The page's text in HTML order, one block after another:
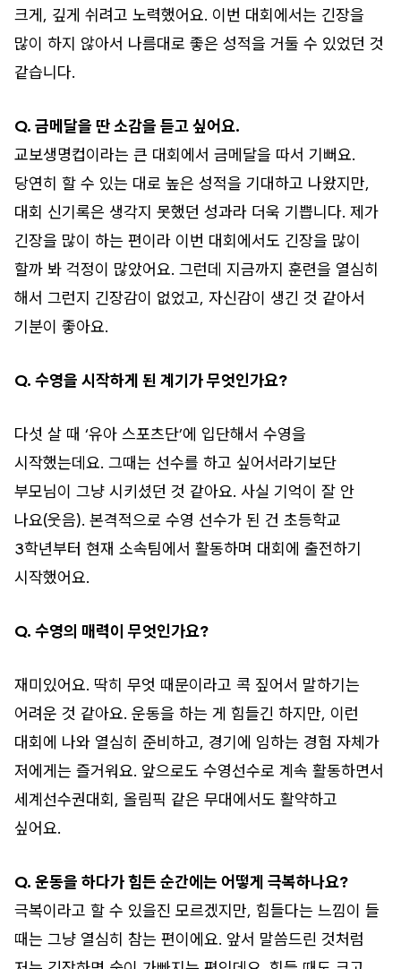
크게, 깊게 쉬려고 노력했어요. 이번 대회에서는 긴장을
많이 하지 않아서 나름대로 좋은 성적을 거둘 수 있었던 것
같습니다.
Q. 금메달을 딴 소감을 듣고 싶어요.
교보생명컵이라는 큰 대회에서 금메달을 따서 기뻐요.
당연히 할 수 있는 대로 높은 성적을 기대하고 나왔지만,
대회 신기록은 생각지 못했던 성과라 더욱 기쁩니다. 제가
긴장을 많이 하는 편이라 이번 대회에서도 긴장을 많이
할까 봐 걱정이 많았어요. 그런데 지금까지 훈련을 열심히
해서 그런지 긴장감이 없었고, 자신감이 생긴 것 같아서
기분이 좋아요.
Q. 수영을 시작하게 된 계기가 무엇인가요?
다섯 살 때 ‘유아 스포츠단’에 입단해서 수영을
시작했는데요. 그때는 선수를 하고 싶어서라기보단
부모님이 그냥 시키셨던 것 같아요. 사실 기억이 잘 안
나요(웃음). 본격적으로 수영 선수가 된 건 초등학교
3학년부터 현재 소속팀에서 활동하며 대회에 출전하기
시작했어요.
Q. 수영의 매력이 무엇인가요?
재미있어요. 딱히 무엇 때문이라고 콕 짚어서 말하기는
어려운 것 같아요. 운동을 하는 게 힘들긴 하지만, 이런
대회에 나와 열심히 준비하고, 경기에 임하는 경험 자체가
저에게는 즐거워요. 앞으로도 수영선수로 계속 활동하면서
세계선수권대회, 올림픽 같은 무대에서도 활약하고
싶어요.
Q. 운동을 하다가 힘든 순간에는 어떻게 극복하나요?
극복이라고 할 수 있을진 모르겠지만, 힘들다는 느낌이 들
때는 그냥 열심히 참는 편이에요. 앞서 말씀드린 것처럼